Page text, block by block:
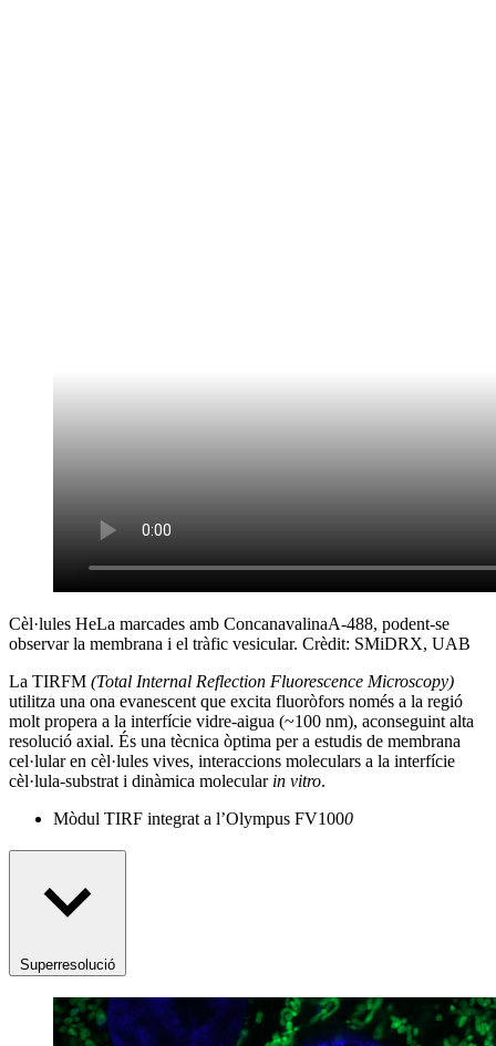
Cèl·lules HeLa marcades amb ConcanavalinaA-488, podent-se
observar la membrana i el tràfic vesicular. Crèdit: SMiDRX, UAB
La TIRFM (Total Internal Reflection Fluorescence Microscopy)
utilitza una ona evanescent que excita fluoròfors només a la regió
molt propera a la interfície vidre-aigua (~100 nm), aconseguint alta
resolució axial. És una tècnica òptima per a estudis de membrana
cel·lular en cèl·lules vives, interaccions moleculars a la interfície
cèl·lula-substrat i dinàmica molecular in vitro.
Mòdul TIRF integrat a l’Olympus FV1000
Superresolució